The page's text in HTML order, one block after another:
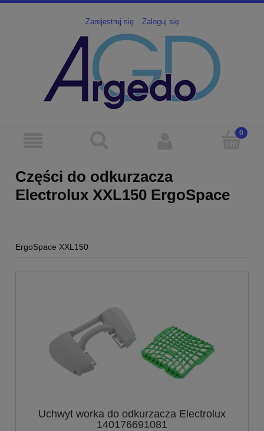
Zarejestruj się Zaloguj się
Części do odkurzacza
Electrolux XXL150 ErgoSpace
ErgoSpace XXL150
Uchwyt worka do odkurzacza Electrolux
140176691081